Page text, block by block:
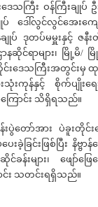
ဝန်ကြီးချုပ် ဦးမ
ေါ်လွင်လွင်အေးကျေ
ချုပ် ဒုတပ်မမှူးနှင့် ဇ
ရာများ၊ မြို့မိ/ မြို့ဖ
င်းဒေသကြီးအတွင်း
သုံးကုန်နှင့် စိုက်ပျိုး
ောင်း သိရှိရသည်။
တော်အား ပဲခူးတိုင်
ြင်းဖြစ်ပြီး နိဗ္ဗာန်
းများ၊ ဖျော်ဖြ
င်း သတင်းရရှိသည်။